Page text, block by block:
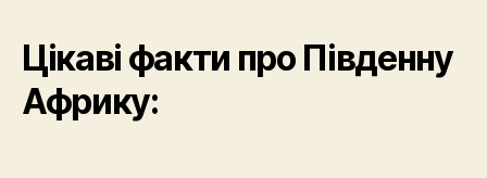
Цікаві факти про Південну
Африку: